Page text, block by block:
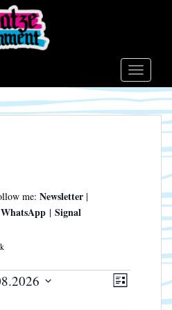
me: Newsletter|
WhatsApp| Signal
AV
e
L